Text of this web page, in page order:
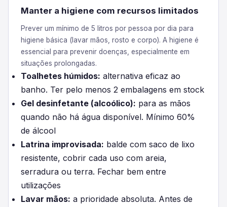
Manter a higiene com recursos limitados
Prever um mínimo de 5 litros por pessoa por dia para
higiene básica (lavar mãos, rosto e corpo). A higiene é
essencial para prevenir doenças, especialmente em
situações prolongadas.
Toalhetes húmidos: alternativa eficaz ao
banho. Ter pelo menos 2 embalagens em stock
Gel desinfetante (alcoólico): para as mãos
quando não há água disponível. Mínimo 60%
de álcool
Latrina improvisada: balde com saco de lixo
resistente, cobrir cada uso com areia,
serradura ou terra. Fechar bem entre
utilizações
Lavar mãos: a prioridade absoluta. Antes de